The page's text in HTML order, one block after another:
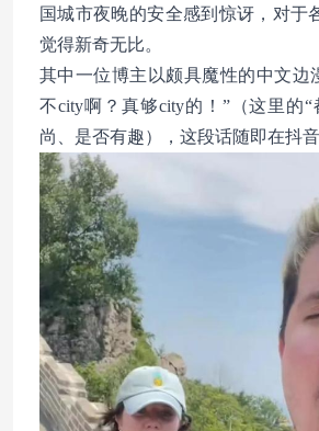
国城市夜晚的安全感到惊讶，对于
觉得新奇无比。
其中一位博主以颇具魔性的中文边
不city啊？真够city的！”（这里的
尚、是否有趣），这段话随即在抖音